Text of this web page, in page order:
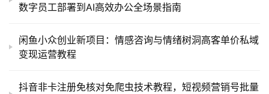
数字员工部署到AI高效办公全场景指南
闲鱼小众创业新项目：情感咨询与情绪树洞高客单价私域
变现运营教程
抖音非卡注册免核对免爬虫技术教程，短视频营销号批量